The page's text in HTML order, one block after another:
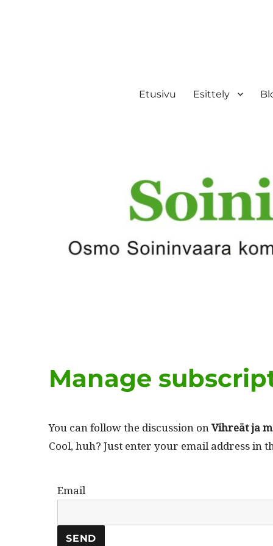
Etusivu Esittely
Manage
You can fol­low the dis­cus­sion onVihreät ja
Cool, huh? Just enter your email address in
Email